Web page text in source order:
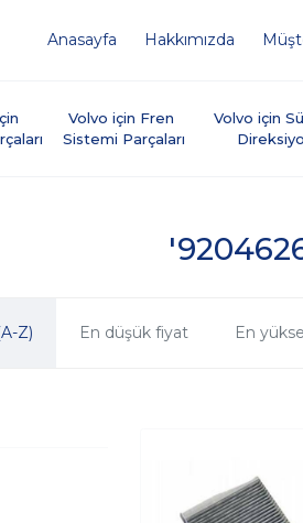
Anasayfa Hakkımızda
Volvo için Fren
Sistemi Parçaları
Volvo için
Z) En düşük fiyat En